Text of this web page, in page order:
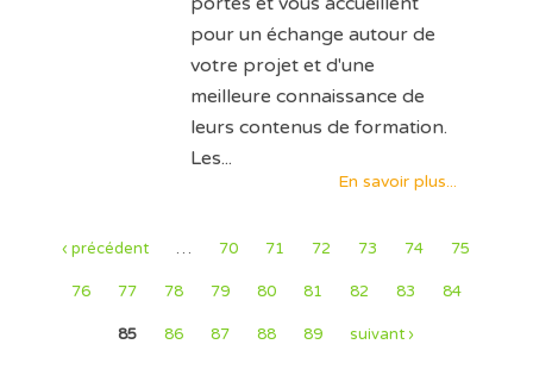
pour un échange autour de
votre projet et d'une
meilleure connaissance de
leurs contenus de formation.
Les...
En savoir plus...
‹ précédent … 70 71 72 73 74 75
76 77 78 79 80 81 82 83 84
85 86 87 88 89 suivant ›